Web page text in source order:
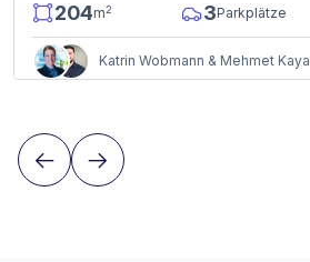
204m2 3Parkplätze
Katrin Wobmann & Mehmet Kaya